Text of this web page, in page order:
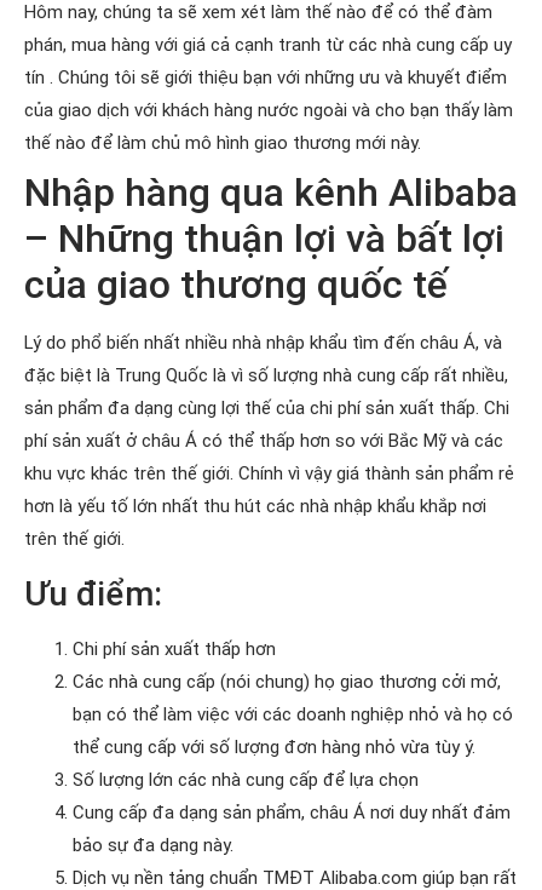
Hôm nay, chúng ta sẽ xem xét làm thế nào để có thể đàm
phán, mua hàng với giá cả cạnh tranh từ các nhà cung cấp uy
tín . Chúng tôi sẽ giới thiệu bạn với những ưu và khuyết điểm
của giao dịch với khách hàng nước ngoài và cho bạn thấy làm
thế nào để làm chủ mô hình giao thương mới này.
Nhập hàng qua kênh Alibaba
– Những thuận lợi và bất lợi
của giao thương quốc tế
Lý do phổ biến nhất nhiều nhà nhập khẩu tìm đến châu Á, và
đặc biệt là Trung Quốc là vì số lượng nhà cung cấp rất nhiều,
sản phẩm đa dạng cùng lợi thế của chi phí sản xuất thấp. Chi
phí sản xuất ở châu Á có thể thấp hơn so với Bắc Mỹ và các
khu vực khác trên thế giới. Chính vì vậy giá thành sản phẩm rẻ
hơn là yếu tố lớn nhất thu hút các nhà nhập khẩu khắp nơi
trên thế giới.
Ưu điểm:
Chi phí sản xuất thấp hơn
Các nhà cung cấp (nói chung) họ giao thương cởi mở,
bạn có thể làm việc với các doanh nghiệp nhỏ và họ có
thể cung cấp với số lượng đơn hàng nhỏ vừa tùy ý.
Số lượng lớn các nhà cung cấp để lựa chọn
Cung cấp đa dạng sản phẩm, châu Á nơi duy nhất đảm
bảo sự đa dạng này.
Dịch vụ nền tảng chuẩn TMĐT Alibaba.com giúp bạn rất